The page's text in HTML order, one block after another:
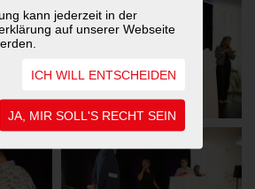
kann jederzeit in der
auf unserer Webseite
ICH WILL ENTSCHEIDEN
JA, MIR SOLL'S RECHT SEIN